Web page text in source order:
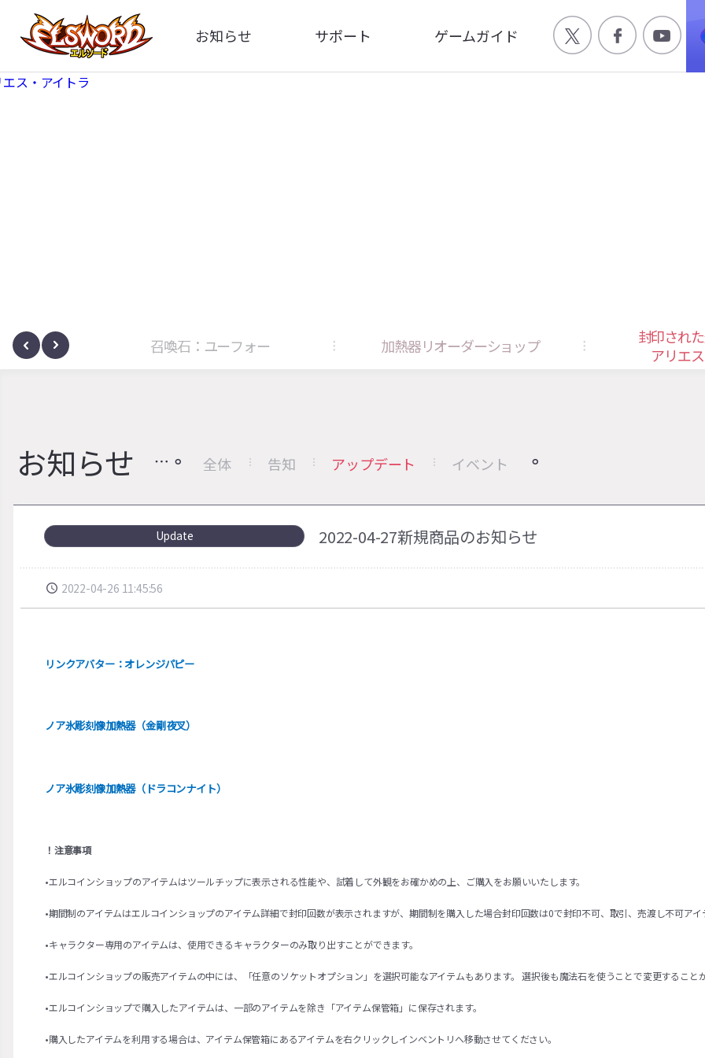
お知らせ
全体
サポート
FAQ
ゲームガイド
ゲーム特徴
サノヴァ 召喚石：ユーフォー 加熱器リオーダーショップ
封印され
アリエ
お知らせ 全体 告知 アップデート イベント
Update 2022-04-27新規商品のお知らせ
2022-04-26 11:45:56
リンクアバター：オレンジパピー
ノア氷彫刻像加熱器（金剛夜叉）
ノア氷彫刻像加熱器（ドラコンナイト）
！注意事項
•エルコインショップのアイテムはツールチップに表示される性能や、試着して外観をお確かめの上、ご購入をお願いいたします。
•期間制のアイテムはエルコインショップのアイテム詳細で封印回数が表示されますが、期間制を購入した場合封印回数は0で封印不可、取引、売渡し不可アイ
•キャラクター専用のアイテムは、使用できるキャラクターのみ取り出すことができます。
•エルコインショップの販売アイテムの中には、「任意のソケットオプション」を選択可能なアイテムもあります。 選択後も魔法石を使うことで変更することが
•エルコインショップで購入したアイテムは、一部のアイテムを除き「アイテム保管箱」に保存されます。
•購入したアイテムを利用する場合は、アイテム保管箱にあるアイテムを右クリックしインベントリへ移動させてください。